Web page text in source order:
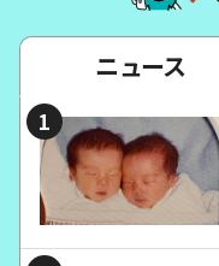
ニュース